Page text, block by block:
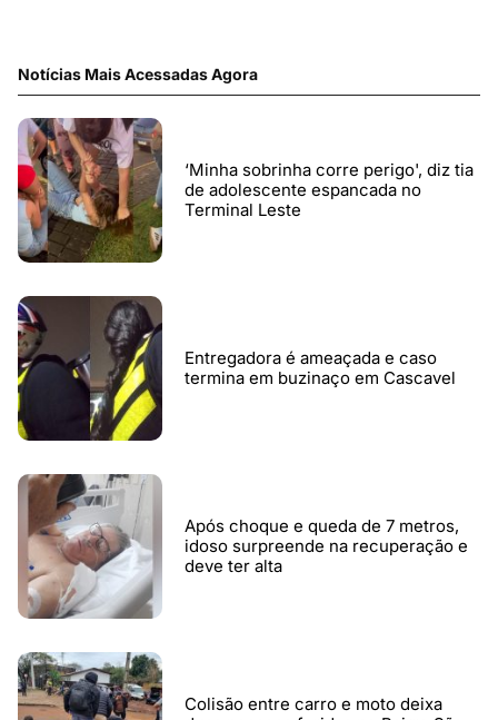
Notícias Mais Acessadas Agora
‘Minha sobrinha corre perigo', diz tia
de adolescente espancada no
Terminal Leste
Entregadora é ameaçada e caso
termina em buzinaço em Cascavel
Após choque e queda de 7 metros,
idoso surpreende na recuperação e
deve ter alta
Colisão entre carro e moto deixa